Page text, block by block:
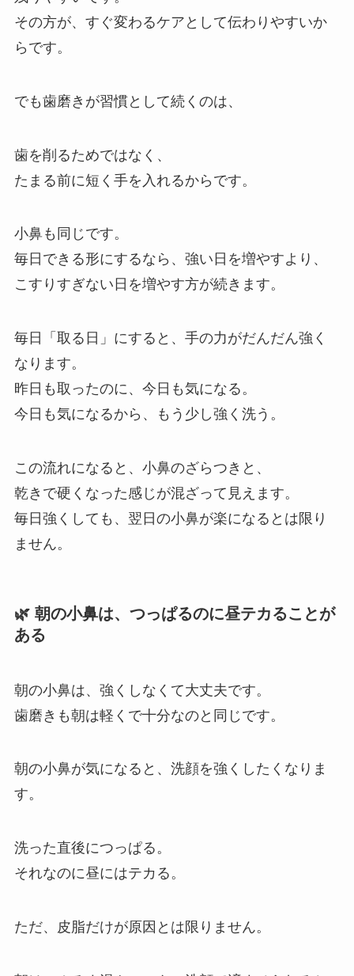
その方が、すぐ変わるケアとして伝わりやすいか
らです。
でも歯磨きが習慣として続くのは、
歯を削るためではなく、
たまる前に短く手を入れるからです。
小鼻も同じです。
毎日できる形にするなら、強い日を増やすより、
こすりすぎない日を増やす方が続きます。
毎日「取る日」にすると、手の力がだんだん強く
なります。
昨日も取ったのに、今日も気になる。
今日も気になるから、もう少し強く洗う。
この流れになると、小鼻のざらつきと、
乾きで硬くなった感じが混ざって見えます。
毎日強くしても、翌日の小鼻が楽になるとは限り
ません。
🌿 朝の小鼻は、つっぱるのに昼テカることが
ある
朝の小鼻は、強くしなくて大丈夫です。
歯磨きも朝は軽くで十分なのと同じです。
朝の小鼻が気になると、洗顔を強くしたくなりま
す。
洗った直後につっぱる。
それなのに昼にはテカる。
ただ、皮脂だけが原因とは限りません。